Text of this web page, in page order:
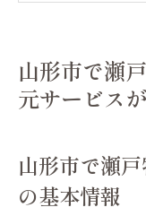
山形市
オンライ
限に活かす方
地元買取
山形市で瀬
元サービス
山形市で瀬
の基本情報